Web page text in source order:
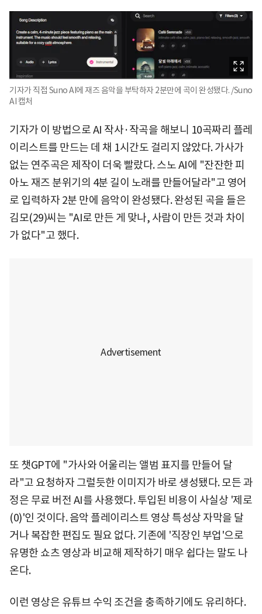
기자가 직접 Suno AI에 재즈 음악을 부탁하자 2분만에 곡이 완성됐다. /Suno
AI 캡처
기자가 이 방법으로 AI 작사·작곡을 해보니 10곡짜리 플레
이리스트를 만드는 데 채 1시간도 걸리지 않았다. 가사가
없는 연주곡은 제작이 더욱 빨랐다. 스노 AI에 "잔잔한 피
아노 재즈 분위기의 4분 길이 노래를 만들어달라"고 영어
로 입력하자 2분 만에 음악이 완성됐다. 완성된 곡을 들은
김모(29)씨는 "AI로 만든 게 맞나, 사람이 만든 것과 차이
가 없다"고 했다.
또 챗GPT에 "가사와 어울리는 앨범 표지를 만들어 달
라"고 요청하자 그럴듯한 이미지가 바로 생성됐다. 모든 과
정은 무료 버전 AI를 사용했다. 투입된 비용이 사실상 '제로
(0)'인 것이다. 음악 플레이리스트 영상 특성상 자막을 달
거나 복잡한 편집도 필요 없다. 기존에 '직장인 부업'으로
유명한 쇼츠 영상과 비교해 제작하기 매우 쉽다는 말도 나
온다.
이런 영상은 유튜브 수익 조건을 충족하기에도 유리하다.